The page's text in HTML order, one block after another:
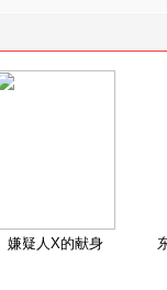
嫌疑人X的献身